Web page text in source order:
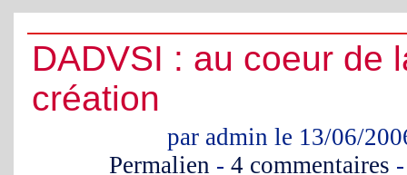
DADVSI : au coeur de
création
par admin le 13/06/
Permalien - 4 commentaires